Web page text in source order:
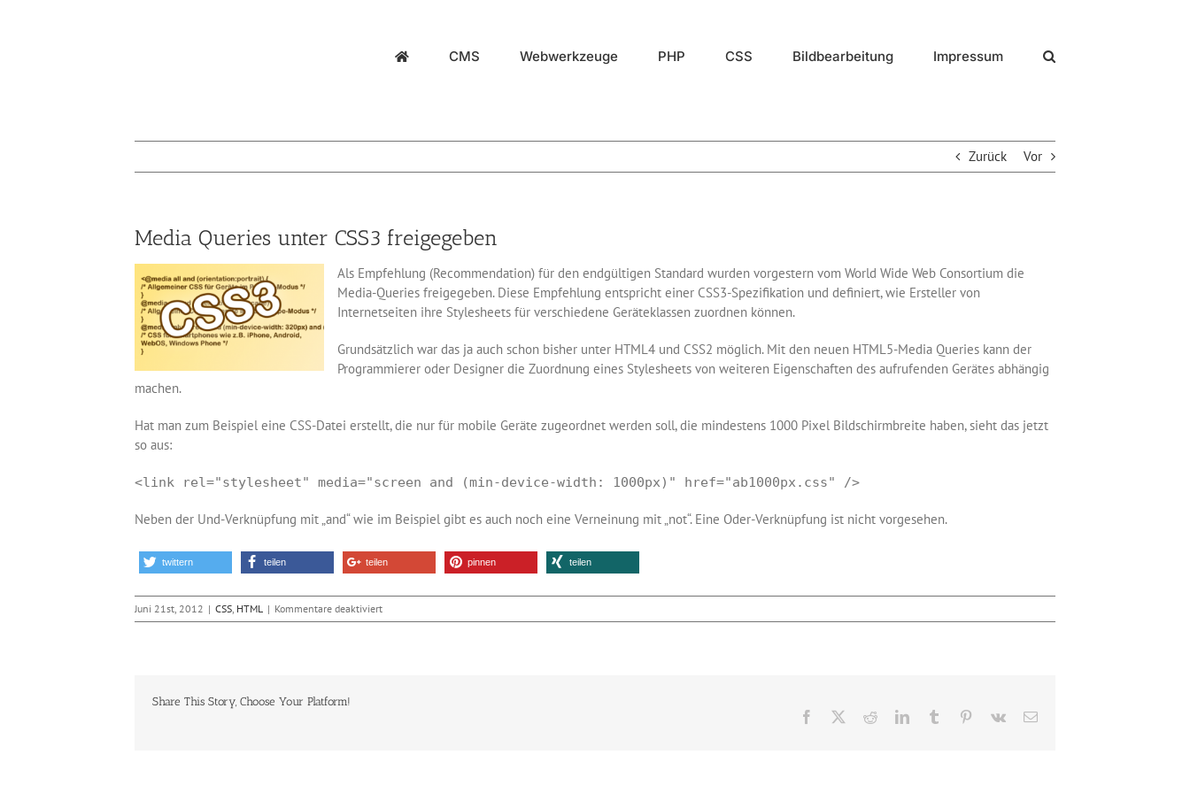
CMS Webwerkzeuge PHP CSS Bildbearbeitung Impressum
Zurück Vor
Media Queries unter CSS3 freigegeben
Als Empfehlung (Recommendation) für den endgültigen Standard wurden vorgestern vom World Wide Web Consortium die
Media-Queries freigegeben. Diese Empfehlung entspricht einer CSS3-Spezifikation und definiert, wie Ersteller von
Internetseiten ihre Stylesheets für verschiedene Geräteklassen zuordnen können.
Grundsätzlich war das ja auch schon bisher unter HTML4 und CSS2 möglich. Mit den neuen HTML5-Media Queries kann der
Programmierer oder Designer die Zuordnung eines Stylesheets von weiteren Eigenschaften des aufrufenden Gerätes abhängig
machen.
Hat man zum Beispiel eine CSS-Datei erstellt, die nur für mobile Geräte zugeordnet werden soll, die mindestens 1000 Pixel Bildschirmbreite haben, sieht das jetzt
so aus:
<link rel="stylesheet" media="screen and (min-device-width: 1000px)" href="ab1000px.css" />
Neben der Und-Verknüpfung mit „and“ wie im Beispiel gibt es auch noch eine Verneinung mit „not“. Eine Oder-Verknüpfung ist nicht vorgesehen.
twittern teilen teilen pinnen teilen
Juni 21st, 2012 | CSS, HTML | Kommentare deaktiviertfür
Media
Share This Story, Choose Your Platform!
Facebook RedditLinkedInTumblr Pinterest
Vk
E-